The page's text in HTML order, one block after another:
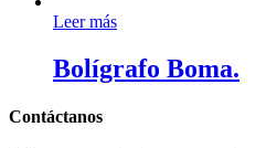
Leer más
Bolígrafo Boma.
Contáctanos